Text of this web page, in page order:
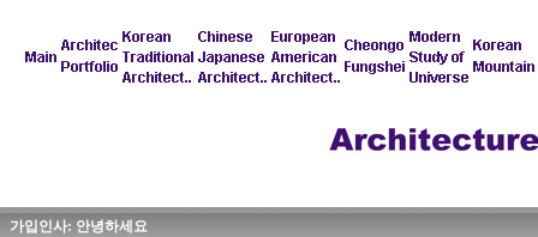
가입인사: 안녕하세요